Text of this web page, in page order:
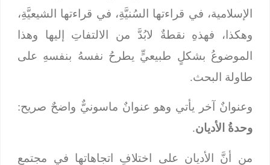
الإسلامية، في قراءتها السُنيَّةِ، في قراءتها الشيعيَّةِ،
وهكذا، فهذهِ نقطةٌ لابُدَّ من الالتفاتِ إليها وهذا
الموضوعُ بشكلٍ طبيعيٍّ يطرحُ نفسهُ بنفسهِ على
طاولة البحث.
وعنوانٌ آخر يأتي وهو عنوانٌ ماسونيٌّ واضحٌ صريح:
وحدةُ الأديان.
من أنَّ الأديان على اختلافِ اتجاهاتها في مجتمعٍ